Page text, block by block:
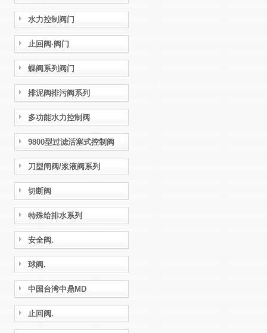
水力控制阀门
止回阀·阀门
蝶阀系列阀门
排泥阀排污阀系列
多功能水力控制阀
9800型过滤活塞式控制阀
刀型闸阀/浆液阀系列
切断阀
特殊给排水系列
安全阀.
球阀.
中国台湾中鼎MD
止回阀.